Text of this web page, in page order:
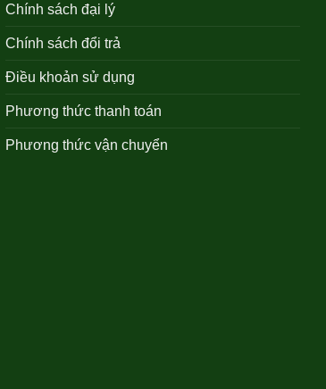
Chính sách đại lý
Chính sách đổi trả
Điều khoản sử dụng
Phương thức thanh toán
Phương thức vận chuyển